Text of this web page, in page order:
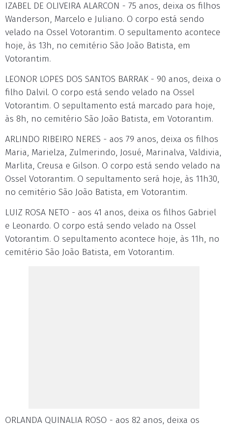
IZABEL DE OLIVEIRA ALARCON - 75 anos, deixa os filhos
Wanderson, Marcelo e Juliano. O corpo está sendo
velado na Ossel Votorantim. O sepultamento acontece
hoje, às 13h, no cemitério São João Batista, em
Votorantim.
LEONOR LOPES DOS SANTOS BARRAK - 90 anos, deixa o
filho Dalvil. O corpo está sendo velado na Ossel
Votorantim. O sepultamento está marcado para hoje,
às 8h, no cemitério São João Batista, em Votorantim.
ARLINDO RIBEIRO NERES - aos 79 anos, deixa os filhos
Maria, Marielza, Zulmerindo, Josué, Marinalva, Valdivia,
Marlita, Creusa e Gilson. O corpo está sendo velado na
Ossel Votorantim. O sepultamento será hoje, às 11h30,
no cemitério São João Batista, em Votorantim.
LUIZ ROSA NETO - aos 41 anos, deixa os filhos Gabriel
e Leonardo. O corpo está sendo velado na Ossel
Votorantim. O sepultamento acontece hoje, às 11h, no
cemitério São João Batista, em Votorantim.
ORLANDA QUINALIA ROSO - aos 82 anos, deixa os